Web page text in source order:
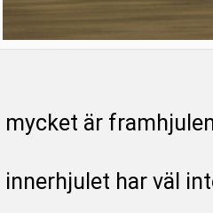
mycket är
innerhjulet har väl